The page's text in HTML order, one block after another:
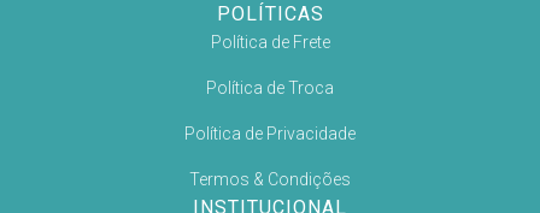
POLÍTICAS
Política de Frete
Política de Troca
Política de Privacidade
Termos & Condições
INSTITUCIONAL